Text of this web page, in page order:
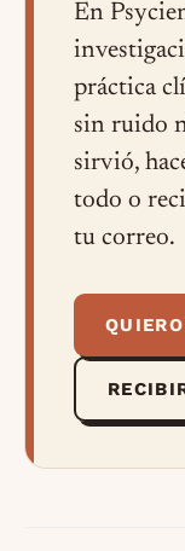
En
práctica
sin ruido
sirvió,
todo o
tu correo.